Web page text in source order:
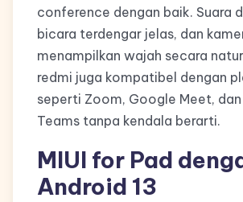
conference dengan baik. Suara
bicara terdengar jelas, dan
menampilkan wajah secara
redmi juga kompatibel dengan
seperti Zoom, Google Meet,
Teams tanpa kendala berarti.
MIUI for Pad
Android 13